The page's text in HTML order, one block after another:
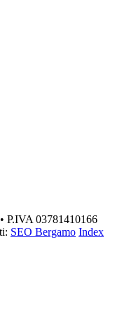
P.IVA 03781410166
SEO Bergamo Index